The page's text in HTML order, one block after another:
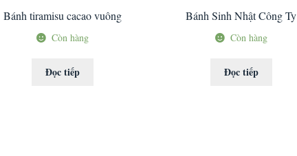
Bánh tiramisu cacao vuông
Còn hàng
Đọc tiếp
Bánh Sinh Nhật Công Ty
Còn hàng
Đọc tiếp